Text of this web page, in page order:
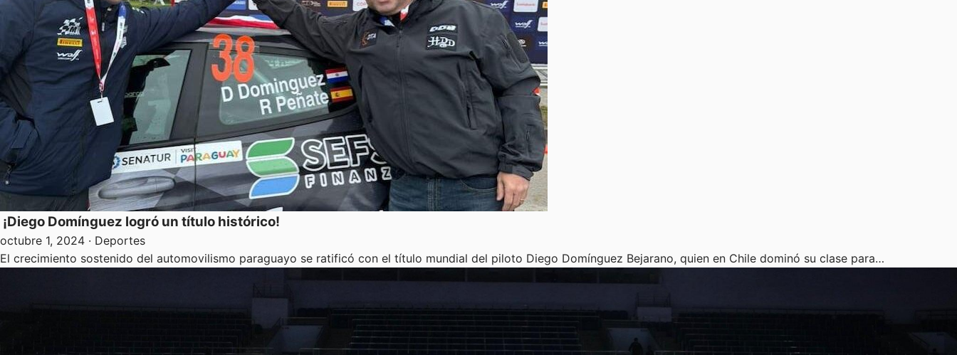
¡Diego Domínguez logró un título histórico!
octubre 1, 2024 · Deportes
El crecimiento soste­nido del automovi­lismo paraguayo se ratificó con el título mundial del piloto Diego Domínguez Bejarano, quien en Chile dominó su clase para…